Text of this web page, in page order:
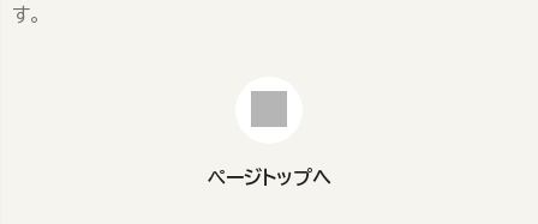
す。
ページトップへ